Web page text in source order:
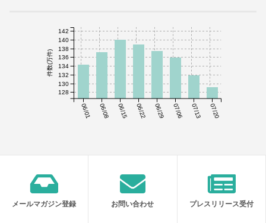
06/01 06/08 06/15 06/22 06/29 07/06 07/13 07/20
件数(万件)
128
130
132
134
136
138
140
142
メールマガジン登録 お問い合わせ プレスリリース受付